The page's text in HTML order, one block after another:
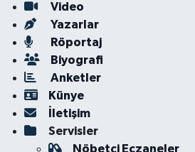
Video
Yazarlar
Röportaj
Biyografi
Anketler
Künye
İletişim
Servisler
Nöbetçi Eczaneler